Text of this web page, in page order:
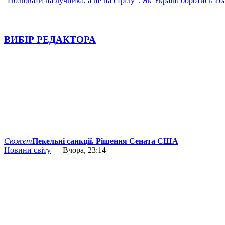
ВИБІР РЕДАКТОРА
СюжетПекельні санкції. Рішення Сената США
Новини світу — Вчора, 23:14